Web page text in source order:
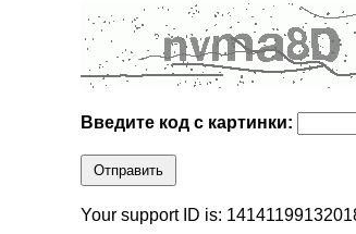
Введите код с картинки:
Отправить
Your support ID is: